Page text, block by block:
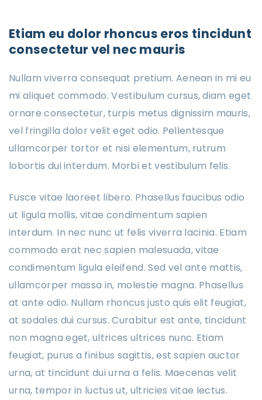
Etiam eu dolor rhoncus eros tincidunt
consectetur vel nec mauris
Nullam viverra consequat pretium. Aenean in mi eu
mi aliquet commodo. Vestibulum cursus, diam eget
ornare consectetur, turpis metus dignissim mauris,
vel fringilla dolor velit eget odio. Pellentesque
ullamcorper tortor et nisi elementum, rutrum
lobortis dui interdum. Morbi et vestibulum felis.
Fusce vitae laoreet libero. Phasellus faucibus odio
ut ligula mollis, vitae condimentum sapien
interdum. In nec nunc ut felis viverra lacinia. Etiam
commodo erat nec sapien malesuada, vitae
condimentum ligula eleifend. Sed vel ante mattis,
ullamcorper massa in, molestie magna. Phasellus
at ante odio. Nullam rhoncus justo quis elit feugiat,
at sodales dui cursus. Curabitur est ante, tincidunt
non magna eget, ultrices ultrices nunc. Etiam
feugiat, purus a finibus sagittis, est sapien auctor
urna, at tincidunt dui urna a felis. Maecenas velit
urna, tempor in luctus ut, ultricies vitae lectus.